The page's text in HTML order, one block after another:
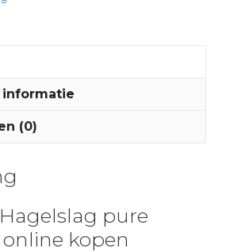
(0)
pure
kopen